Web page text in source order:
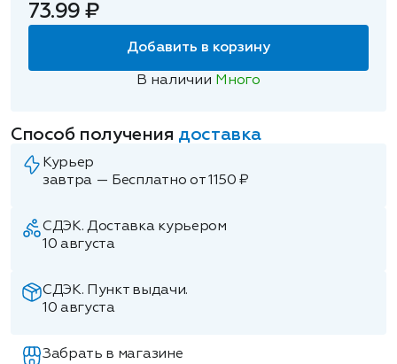
73.99 ₽
Добавить в корзину
В наличии Много
Способ получения доставка
Курьер
завтра — Бесплатно от 1150 ₽
СДЭК. Доставка курьером
10 августа
СДЭК. Пункт выдачи.
10 августа
Забрать в магазине